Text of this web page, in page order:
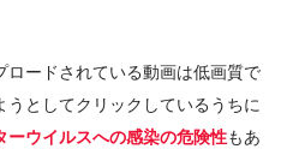
ロードされている動画は低画質で
うとしてクリックしているうちに
ーウイルスへの感染の危険性もあ